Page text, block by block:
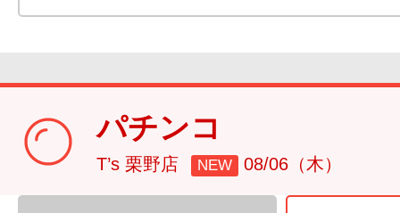
パチンコ
T’s 栗野店 NEW 08/06（木）